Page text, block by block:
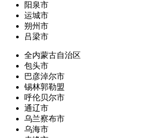
阳泉市
运城市
朔州市
吕梁市
全内蒙古自治区
包头市
巴彦淖尔市
锡林郭勒盟
呼伦贝尔市
通辽市
乌兰察布市
乌海市